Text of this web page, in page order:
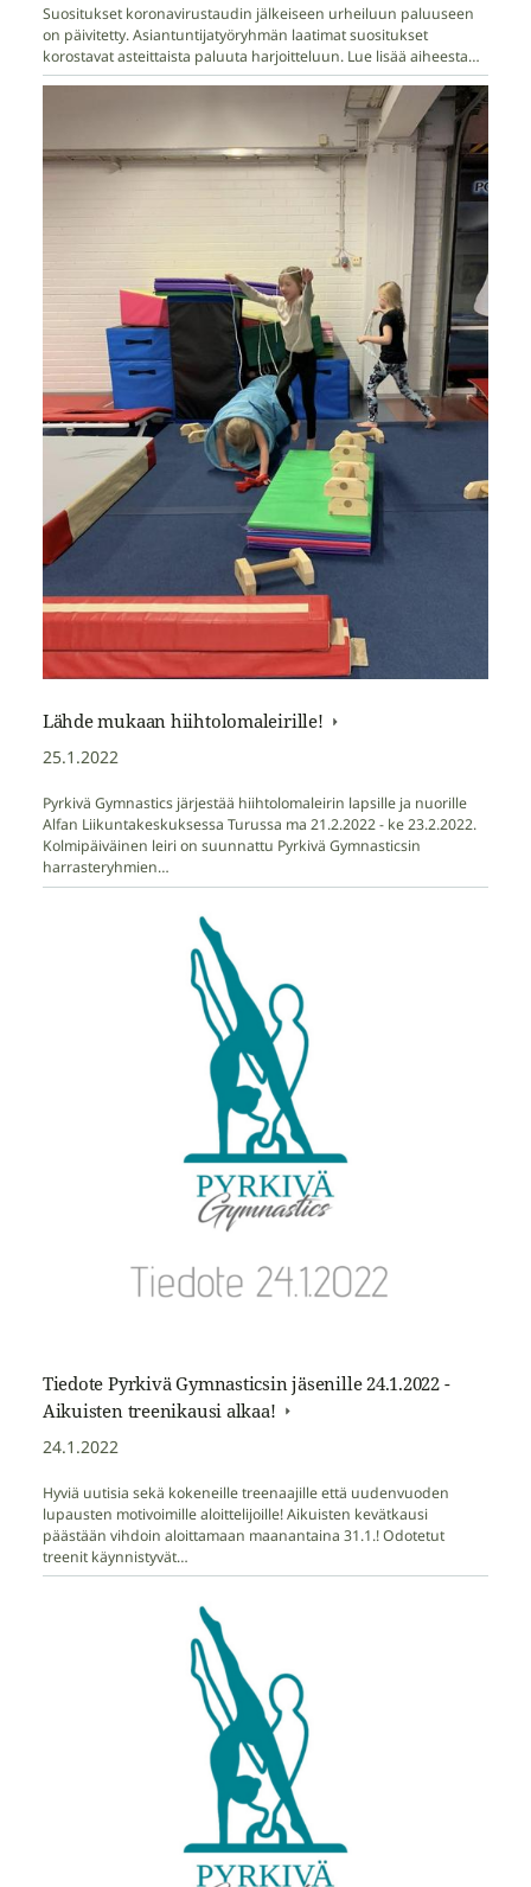
Suositukset koronavirustaudin jälkeiseen urheiluun paluuseen
on päivitetty. Asiantuntijatyöryhmän laatimat suositukset
korostavat asteittaista paluuta harjoitteluun. Lue lisää aiheesta…
Lähde mukaan hiihtolomaleirille!
25.1.2022
Pyrkivä Gymnastics järjestää hiihtolomaleirin lapsille ja nuorille
Alfan Liikuntakeskuksessa Turussa ma 21.2.2022 - ke 23.2.2022.
Kolmipäiväinen leiri on suunnattu Pyrkivä Gymnasticsin
harrasteryhmien…
Tiedote Pyrkivä Gymnasticsin jäsenille 24.1.2022 -
Aikuisten treenikausi alkaa!
24.1.2022
Hyviä uutisia sekä kokeneille treenaajille että uudenvuoden
lupausten motivoimille aloittelijoille! Aikuisten kevätkausi
päästään vihdoin aloittamaan maanantaina 31.1.! Odotetut
treenit käynnistyvät…